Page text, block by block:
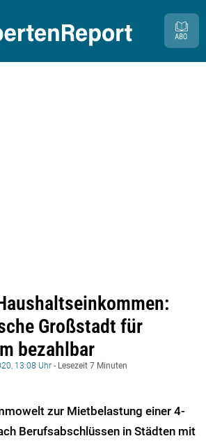
Großstadt für
bezahlbar
13:08 Uhr - Lesezeit 7 Minuten
zur Mietbelastung einer 4-
Berufsabschlüssen in Städten mit